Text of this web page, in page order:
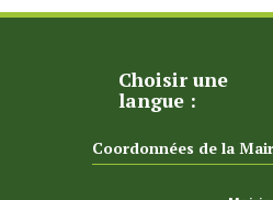
Choisir une
langue :
Coordonnées de la